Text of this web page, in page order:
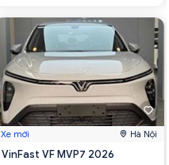
Xe mới Hà Nội
VinFast VF MVP7 2026